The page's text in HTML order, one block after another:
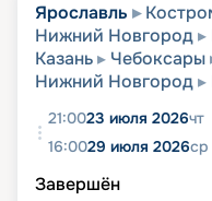
Ярославль
Нижний Новгород
Казань
Чебоксары
Нижний Новгород
21:0023 июля 2026чт
16:0029 июля 2026ср
Завершён